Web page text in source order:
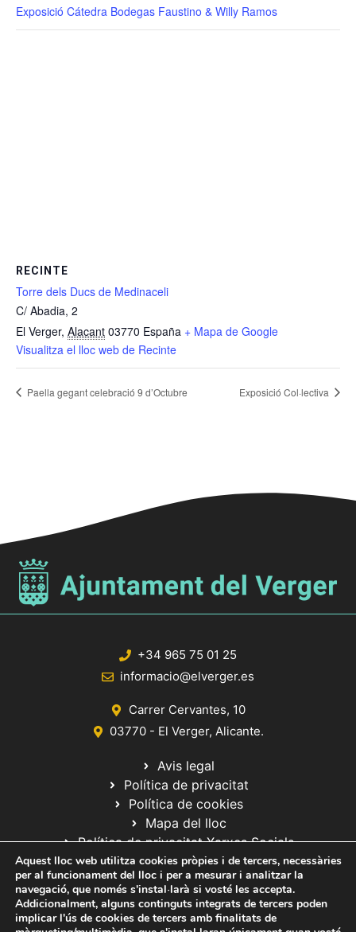
Exposició Cátedra Bodegas Faustino & Willy Ramos
RECINTE
Torre dels Ducs de Medinaceli
C/ Abadia, 2
El Verger, Alacant 03770 España + Mapa de Google
Visualitza el lloc web de Recinte
Paella gegant celebració 9 d’Octubre Exposició Col·lectiva
+34 965 75 01 25
informacio@elverger.es
Carrer Cervantes, 10
03770 - El Verger, Alicante.
Avis legal
Política de privacitat
Política de cookies
Mapa del lloc
Política de privacitat Xarxes Socials
Aquest lloc web utilitza cookies pròpies i de tercers, necessàries
per al funcionament del lloc i per a mesurar i analitzar la
navegació, que només s'instal·larà si vosté les accepta.
Addicionalment, alguns continguts integrats de tercers poden
implicar l'ús de cookies de tercers amb finalitats de